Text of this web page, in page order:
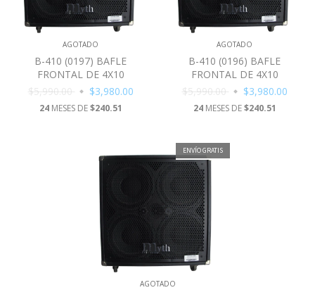
AGOTADO
B-410 (0197) BAFLE
FRONTAL DE 4X10
$5,990.00
$3,980.00
24MESES DE$240.51
AGOTADO
B-410 (0196) BAFLE
FRONTAL DE 4X10
$5,990.00
$3,980.00
24MESES DE$240.51
ENVÍO GRATIS
AGOTADO